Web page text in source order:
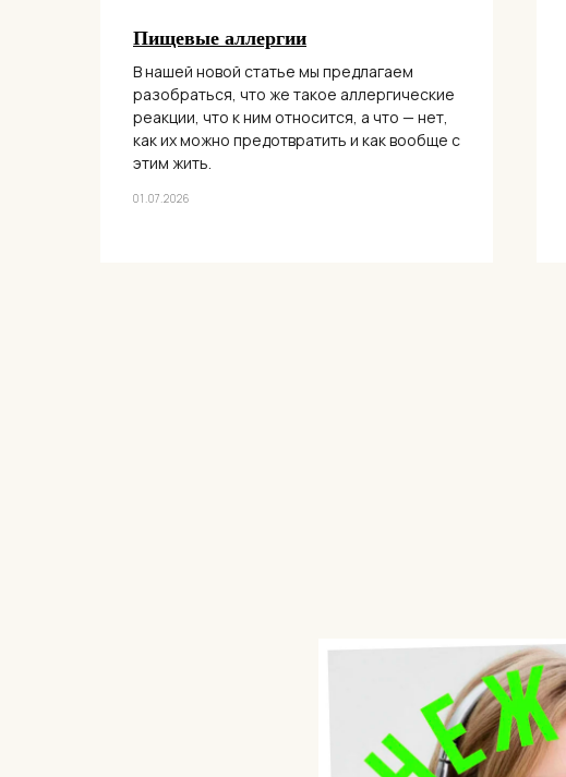
Пищевые аллергии
В нашей новой статье мы предлагаем
разобраться, что же такое аллергические
реакции, что к ним относится, а что — нет,
как их можно предотвратить и как вообще с
этим жить.
01.07.2026